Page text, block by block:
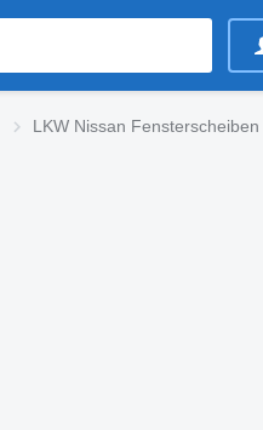
LKW Nissan Fensterscheiben